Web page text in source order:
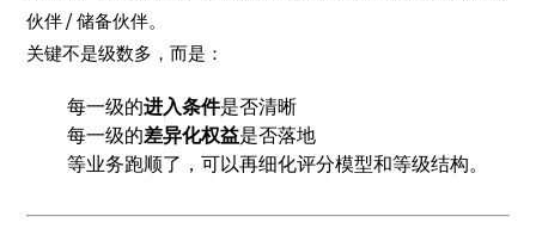
伙伴 / 储备伙伴。
关键不是级数多，而是：
每一级的进入条件是否清晰
每一级的差异化权益是否落地
等业务跑顺了，可以再细化评分模型和等级结构。